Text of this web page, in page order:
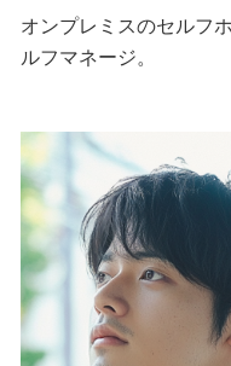
オンプレミスのセルフ
ルフマネージ。